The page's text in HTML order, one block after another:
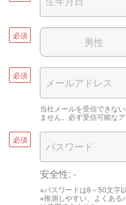
必須
男性
必須
当社メールを受信できな
ません。必ず受信可能な
必須
安全性: -
※パスワードは8～50文字
※推測しやすい、よくある